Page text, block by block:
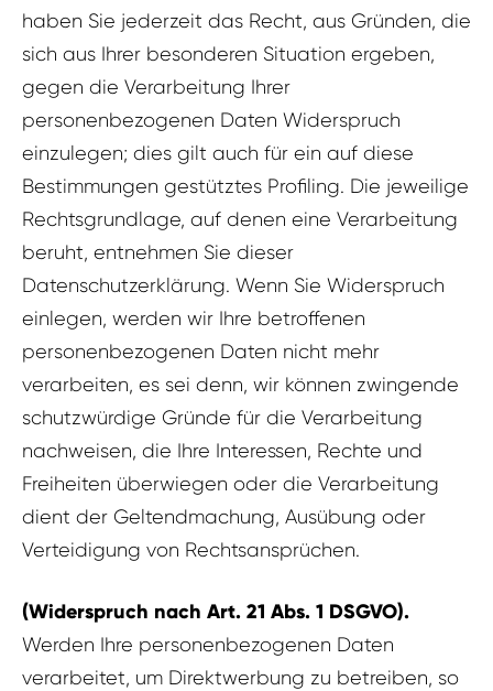
haben Sie jederzeit das Recht, aus Gründen, die
sich aus Ihrer besonderen Situation ergeben,
gegen die Verarbeitung Ihrer
personenbezogenen Daten Widerspruch
einzulegen; dies gilt auch für ein auf diese
Bestimmungen gestütztes Profiling. Die jeweilige
Rechtsgrundlage, auf denen eine Verarbeitung
beruht, entnehmen Sie dieser
Datenschutzerklärung. Wenn Sie Widerspruch
einlegen, werden wir Ihre betroffenen
personenbezogenen Daten nicht mehr
verarbeiten, es sei denn, wir können zwingende
schutzwürdige Gründe für die Verarbeitung
nachweisen, die Ihre Interessen, Rechte und
Freiheiten überwiegen oder die Verarbeitung
dient der Geltendmachung, Ausübung oder
Verteidigung von Rechtsansprüchen.
(Widerspruch nach Art. 21 Abs. 1 DSGVO).
Werden Ihre personenbezogenen Daten
verarbeitet, um Direktwerbung zu betreiben, so